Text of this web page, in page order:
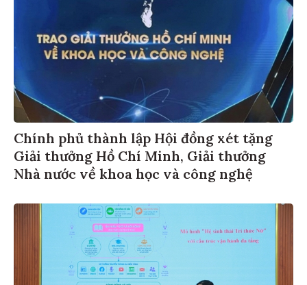
Chính phủ thành lập Hội đồng xét tặng
Giải thưởng Hồ Chí Minh, Giải thưởng
Nhà nước về khoa học và công nghệ